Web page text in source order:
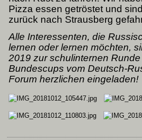
Pizza essen getröstet und
zurück nach Strausberg
Alle Interessenten, die
lernen oder lernen möchten,
2019 zur schulinternen
Bundescups vom Deutsch-
Forum herzlichen eingeladen!